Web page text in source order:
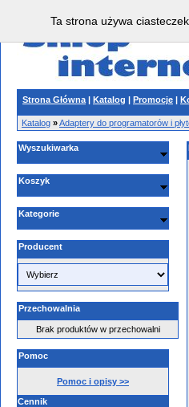
Strona Główna | Katalog | Promocje |
Katalog »Adaptery do programatorów i
Wyszukiwarka
Koszyk
Kategorie
Producent
Przechowalnia
Brak produktów w przechowalni
Pomoc
Pomoc i opisy >>
Cennik
Ta strona używa